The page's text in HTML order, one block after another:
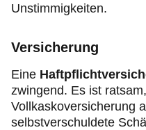
Unstimmigkeiten.
Versicherung
Eine
zwingend. Es ist
Vollkaskoversicherung
selbstverschuldete